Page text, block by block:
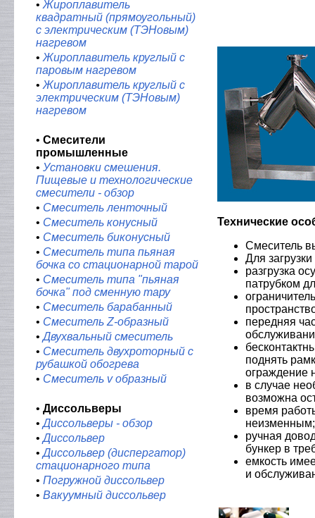
• Жироплавитель
квадратный (прямоугольный)
с электрическим (ТЭНовым)
нагревом
• Жироплавитель круглый с
паровым нагревом
• Жироплавитель круглый с
электрическим (ТЭНовым)
нагревом
• Смесители
промышленные
• Установки смешения.
Пищевые и технологические
смесители - обзор
• Смеситель ленточный
• Смеситель конусный
• Смеситель биконусный
• Смеситель типа пьяная
бочка со стационарной тарой
• Смеситель типа "пьяная
бочка" под сменную тару
• Смеситель барабанный
• Смеситель Z-образный
•Двухвальный смеситель
• Смеситель двухроторный с
рубашкой обогрева
• Смеситель v образный
• Диссольверы
•Диссольверы - обзор
•Диссольвер
•Диссольвер (диспергатор)
стационарного типа
• Погружной диссольвер
• Вакуумный диссольвер
Технические
Смеситель
Для
разгрузка
патрубком
передняя
поднять
ограждение
в случае
возможна
время
неизменным;
ручная
бункер в
емкость
и